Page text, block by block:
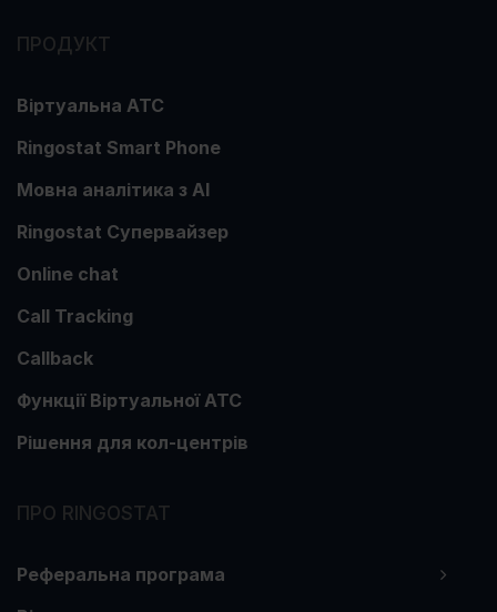
ПРОДУКТ
Віртуальна АТС
Ringostat Smart Phone
Мовна аналітика з АІ
Ringostat Супервайзер
Online chat
Call Tracking
Callback
Функції Віртуальної АТС
Рішення для кол-центрів
ПРО RINGOSTAT
Реферальна програма